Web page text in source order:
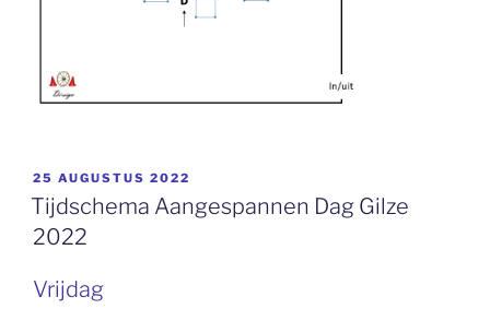
GEPLAATST
OP
25 AUGUSTUS 2022
Tijdschema Aangespannen Dag Gilze
2022
Vrijdag